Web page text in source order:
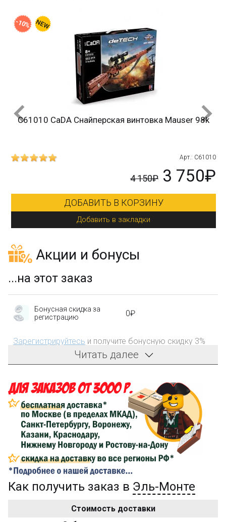
C61010 CaDA Снайперская винтовка Mauser 98k
Арт.: C61010
4 150₽ 3 750₽
ДОБАВИТЬ В КОРЗИНУ
Добавить в закладки
-10%
Акции и бонусы
...на этот заказ
Бонусная скидка за
регистрацию
0₽
Зарегистрируйтесь и получите бонусную скидку 3%
на первый заказ!
затрат на доставку
Сделайте заказ на сумму не менее 3 000₽, оплатите
его на карту Сбербанка и получите 150₽ на
компенсацию доставки.
...на следующий заказ
Золотая скидка
персональная
10%
Читать далее
Как получить заказ в Эль-Монте
Стоимость доставки